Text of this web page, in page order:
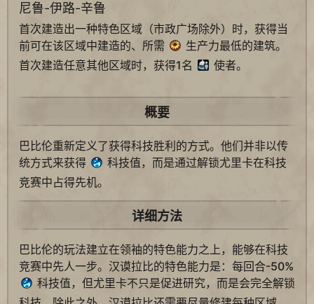
尼鲁-伊路-辛鲁
首次建造出一种特色区域（市政广场除外）时，获得当
前可在该区域中建造的、所需
生产力最低的建筑。
首次建造任意其他区域时，获得1名
使者。
概要
巴比伦重新定义了获得科技胜利的方式。他们并非以传
统方式来获得
科技值，而是通过解锁尤里卡在科技
竞赛中占得先机。
详细方法
巴比伦的玩法建立在领袖的特色能力之上，能够在科技
竞赛中先人一步。汉谟拉比的特色能力是：每回合-50%
科技值，但尤里卡不只是促进研究，而是会完全解锁